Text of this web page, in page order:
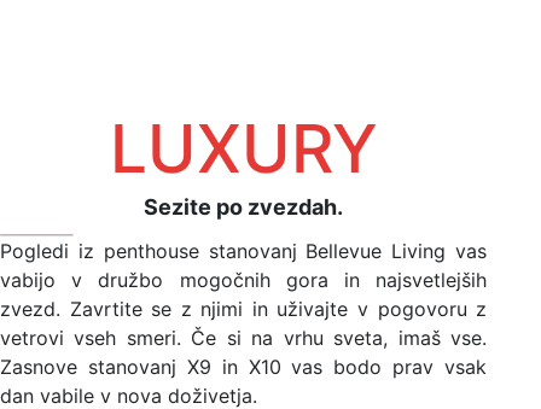
LUXURY
Sezite po zvezdah.
Pogledi iz penthouse stanovanj Bellevue Living vas
vabijo v družbo mogočnih gora in najsvetlejših
zvezd. Zavrtite se z njimi in uživajte v pogovoru z
vetrovi vseh smeri. Če si na vrhu sveta, imaš vse.
Zasnove stanovanj X9 in X10 vas bodo prav vsak
dan vabile v nova doživetja.